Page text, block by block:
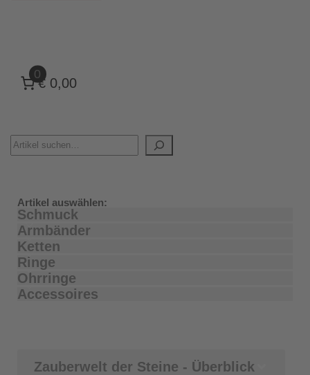
0
€ 0,00
Artikel auswählen:
Schmuck
Armbänder
Ketten
Ringe
Ohrringe
Accessoires
Zauberwelt der Steine - Überblick